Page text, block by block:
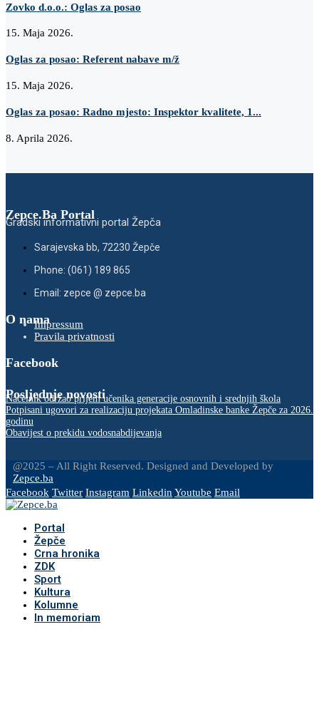
Zovko d.o.o.: Oglas za posao
15. Maja 2026.
Oglas za posao: Referent nabave m/ž
15. Maja 2026.
Oglas za posao: Radno mjesto: Inspektor kvalitete, 1...
8. Aprila 2026.
Zepce.Ba Portal
Gradski informativni portal Žepča
Sarajevska bb, 72230 Žepče
Phone: (061) 189 865
Email: zepce @ zepce.ba
O namaImpressum
Pravila privatnosti
Facebook
Posljednje novosti
Načelnik održao prijem učenika generacije osnovnih i srednjih škola
Potpisani ugovori za realizaciju projekata Omladinske banke Žepče za 2026.
godinu
Obavijest o prekidu vodosnabdijevanja
@2025 – All Right Reserved. Designed and Developed by
Zepce.ba
Facebook Twitter Instagram LinkedinYoutube Email
Portal
Žepče
Crna hronika
ZDK
Sport
Kultura
Kolumne
In memoriam